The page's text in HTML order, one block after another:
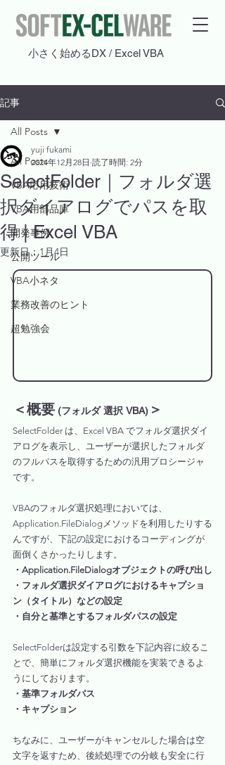
​小さく始めるDX / Excel VBA
記事
All Posts
VBA応用技術
VBA用部品庫
開発事例
公開ツール
VBA小ネタ
業務改善のヒント
超勉強会
All Posts
SelectFolder｜フォルダ選
択ダイアログでパスを取
得 | Excel VBA
yuji fukami
2024年12月28日 読了時間: 2分
更新日：1月4日
＜概要 (フォルダ 選択 VBA) ＞
SelectFolder は、Excel VBA でフォルダ選択ダイ
アログを表示し、ユーザーが選択したフォルダ
のフルパスを取得するための汎用プロシージャ
です。
VBAのフォルダ選択処理においては、
Application.FileDialogメソッドを利用したりする
んですが、下記の設定におけるコーディングが
面倒くさかったりします。
・Application.FileDialogオブジェクトの呼び出し
・フォルダ選択ダイアログにおけるキャプショ
ン（タイトル）などの設定
・自分と基準とするフォルダパスの設定
SelectFolderは設定する引数を下記内容に絞るこ
とで、簡単にフォルダ選択機能を実装できるよ
うにしております。
・基準フォルダパス
・キャプション
ちなみに、ユーザーがキャンセルした場合は空
文字を返すため、後続処理での分岐も安全に行